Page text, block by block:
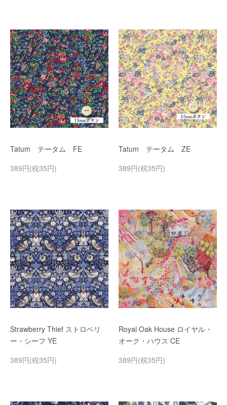
Tatum テータム FE
389円(税35円)
Tatum テータム ZE
389円(税35円)
Strawberry Thief ストロベリ
ー・シーフ YE
389円(税35円)
Royal Oak House ロイヤル・
オーク・ハウス CE
389円(税35円)